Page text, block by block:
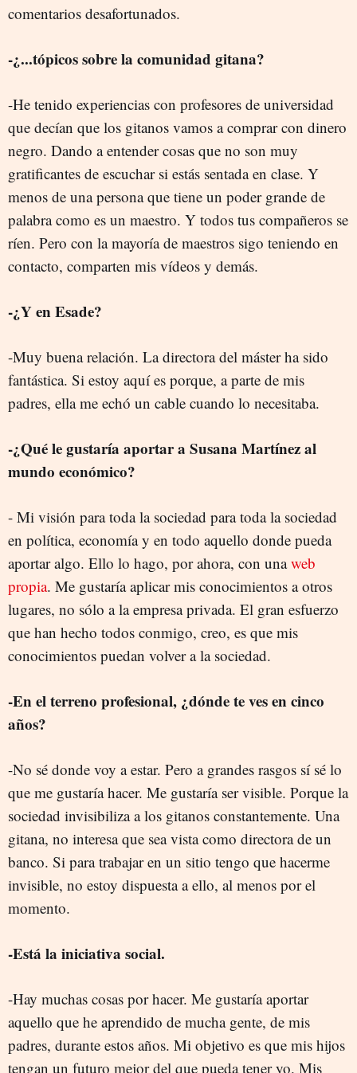
comentarios desafortunados.
-¿...tópicos sobre la comunidad gitana?
-He tenido experiencias con profesores de universidad
que decían que los gitanos vamos a comprar con dinero
negro. Dando a entender cosas que no son muy
gratificantes de escuchar si estás sentada en clase. Y
menos de una persona que tiene un poder grande de
palabra como es un maestro. Y todos tus compañeros se
ríen. Pero con la mayoría de maestros sigo teniendo en
contacto, comparten mis vídeos y demás.
-¿Y en Esade?
-Muy buena relación. La directora del máster ha sido
fantástica. Si estoy aquí es porque, a parte de mis
padres, ella me echó un cable cuando lo necesitaba.
-¿Qué le gustaría aportar a Susana Martínez al
mundo económico?
- Mi visión para toda la sociedad para toda la sociedad
en política, economía y en todo aquello donde pueda
aportar algo. Ello lo hago, por ahora, con unaweb
propia. Me gustaría aplicar mis conocimientos a otros
lugares, no sólo a la empresa privada. El gran esfuerzo
que han hecho todos conmigo, creo, es que mis
conocimientos puedan volver a la sociedad.
-En el terreno profesional, ¿dónde te ves en cinco
años?
-No sé donde voy a estar. Pero a grandes rasgos sí sé lo
que me gustaría hacer. Me gustaría ser visible. Porque la
sociedad invisibiliza a los gitanos constantemente. Una
gitana, no interesa que sea vista como directora de un
banco. Si para trabajar en un sitio tengo que hacerme
invisible, no estoy dispuesta a ello, al menos por el
momento.
-Está la iniciativa social.
-Hay muchas cosas por hacer. Me gustaría aportar
aquello que he aprendido de mucha gente, de mis
padres, durante estos años. Mi objetivo es que mis hijos
tengan un futuro mejor del que pueda tener yo. Mis